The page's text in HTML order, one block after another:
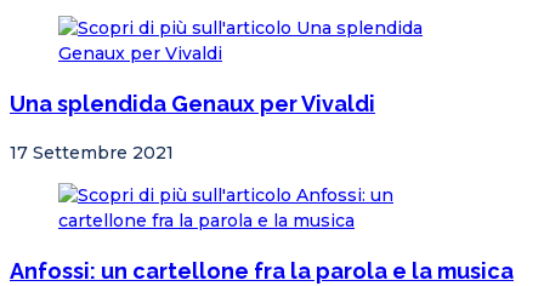
Una splendida Genaux per Vivaldi
17 Settembre 2021
Anfossi: un cartellone fra la parola e la musica